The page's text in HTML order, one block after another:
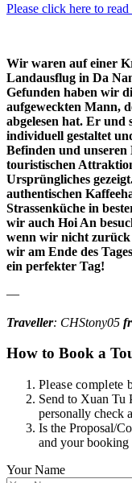
Please click here to read
Wir waren auf einer
Landausflug in Da
Gefunden haben wir
aufgeweckten Mann,
abgelesen hat. Er und
individuell gestaltet
Befinden und
touristischen
Ursprüngliches
authentischen
Strassenküche in
wir auch Hoi An
wenn wir nicht zurück
wir am Ende des
ein perfekter Tag!
—
Traveller: CHStony05
How to Book a
Please complete
Send to Xuan Tu
personally check
Is the Proposal/
and your booking
Your Name